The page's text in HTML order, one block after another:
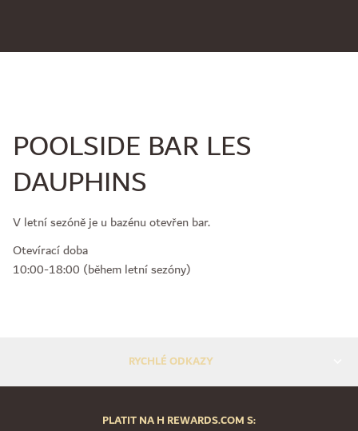
POOLSIDE BAR LES
DAUPHINS
V letní sezóně je u bazénu otevřen bar.
Otevírací doba
10:00-18:00 (během letní sezóny)
RYCHLÉ ODKAZY
PLATIT NA H REWARDS.COM S: